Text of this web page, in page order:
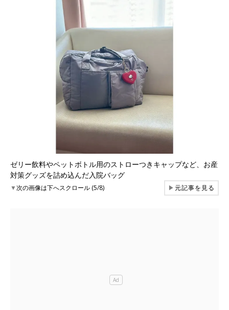
ゼリー飲料やペットボトル用のストローつきキャップなど、お産
対策グッズを詰め込んだ入院バッグ
▼次の画像は下へスクロール (5/8) ▶元記事を見る